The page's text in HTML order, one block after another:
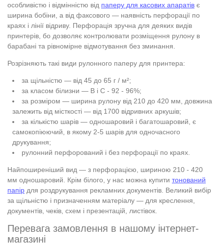
особливістю і відмінністю від паперу для касових апаратів є
ширина бобіни, а від факсового — наявність перфорації по
краях і лінії відриву. Перфорація зручна для деяких видів
принтерів, бо дозволяє контролювати розміщення рулону в
барабані та рівномірне відмотування без зминання.
Розрізняють такі види рулонного паперу для принтера:
за щільністю — від 45 до 65 г / м²;
за класом білизни — В і С - 92 - 96%;
за розміром — ширина рулону від 210 до 420 мм, довжина
залежить від місткості — від 1700 відривних аркушів;
за кількістю шарів — одношаровий і багатошаровий, є
самокопіюючий, в якому 2-5 шарів для одночасного
друкування;
рулонний перфорований і без перфорації по краях.
Найпоширеніший вид — з перфорацією, шириною 210 - 420
мм одношаровий. Крім білого, у нас можна купити тонований
папір для роздрукування рекламних документів. Великий вибір
за щільністю і призначенням матеріалу — для креслення,
документів, чеків, схем і презентацій, листівок.
Перевага замовлення в нашому інтернет-
магазині